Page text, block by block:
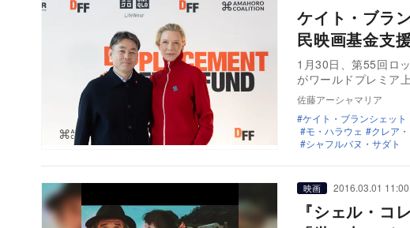
ケイト・ブラ
民映画基金支
1月30日、第55回ロ
がワールドプレミア
佐藤アーシャマリア
ケイト・ブランシェット
モ・ハラウェ
クレア
シャフルバヌ・サダト
映画 2016.03.01 11:00
『シェル・コ